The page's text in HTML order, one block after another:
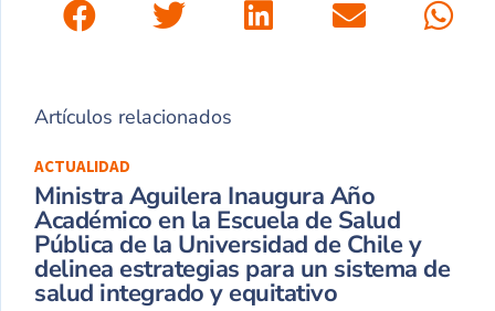
Artículos relacionados
ACTUALIDAD
Ministra Aguilera Inaugura Año
Académico en la Escuela de Salud
Pública de la Universidad de Chile y
delinea estrategias para un sistema de
salud integrado y equitativo